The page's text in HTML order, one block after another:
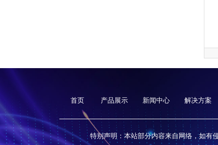
首页 产品展示 新闻中心 解决方案
特别声明：本站部分内容来自网络，如有